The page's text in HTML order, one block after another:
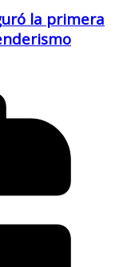
la primera